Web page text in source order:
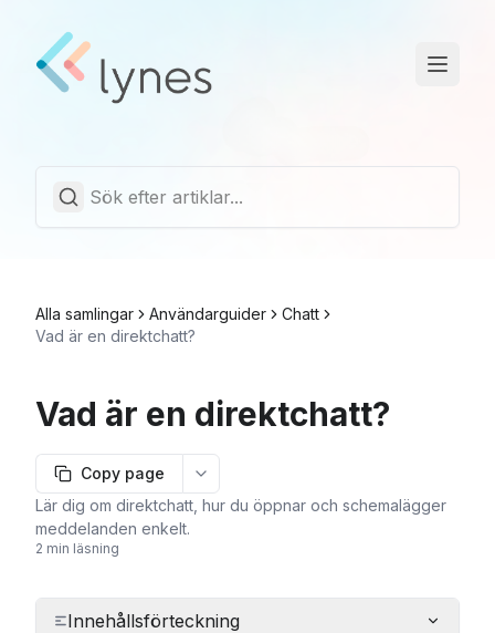
Alla samlingar Användarguider
Chatt
Vad är en direktchatt?
Vad är en direktchatt?
Copy page
More options
Lär dig om direktchatt, hur du öppnar och schemalägger
meddelanden enkelt.
2 min läsning
Innehållsförteckning